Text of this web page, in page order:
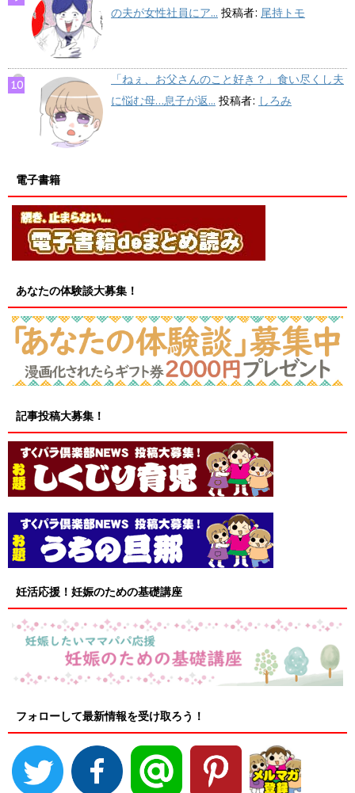
の夫が女性社員にア... 投稿者: 尾持トモ
「ねぇ、お父さんのこと好き？」食い尽くし夫
に悩む母…息子が返... 投稿者: しろみ
電子書籍
あなたの体験談大募集！
記事投稿大募集！
妊活応援！妊娠のための基礎講座
フォローして最新情報を受け取ろう！